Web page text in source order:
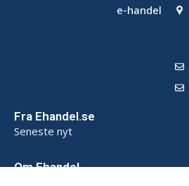
e-handel
Fra Ehandel.se
Seneste nyt
Om Ehandel